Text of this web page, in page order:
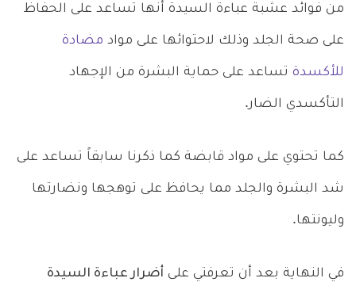
من فوائد عشبة عباءة السيدة أنها تساعد على الحفاظ
على صحة الجلد وذلك لاحتوائها على مواد مضادة
للأكسدة تساعد على حماية البشرة من الإجهاد
التأكسدي الضار.
كما تحتوي على مواد قابضة كما ذكرنا سابقاً تساعد على
شد البشرة والجلد مما يحافظ على توهجها ونضارتها
وليونتها.
في النهاية بعد أن تعرفتي على أضرار عباءة السيدة